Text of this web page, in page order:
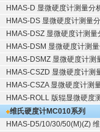
HMAS-D 显微硬度计测量分
HMAS-DS 显微硬度计测量
HMAS-DSZ 显微硬度计测量
HMAS-DSM 显微硬度计测
HMAS-DSMZ 显微硬度计测
HMAS-CSZD 显微硬度计测
HMAS-CSZA 显微硬度计测
HMAS-ROLL 版辊显微硬度
维氏硬度计MC010系列
HMAS-D5/10/30/50(M)(Z)